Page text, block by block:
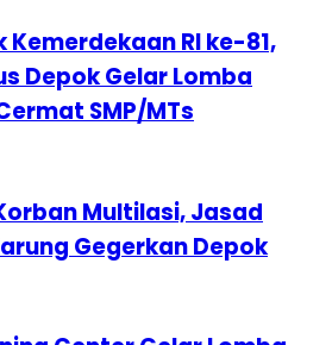
Kemerdekaan RI ke-81,
Depok Gelar Lomba
SMP/MTs
Multilasi, Jasad
Gegerkan Depok